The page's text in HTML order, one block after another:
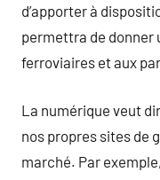
d’apporter à
permettra de donner
ferroviaires et aux
La numérique veut
nos propres sites de
marché. Par